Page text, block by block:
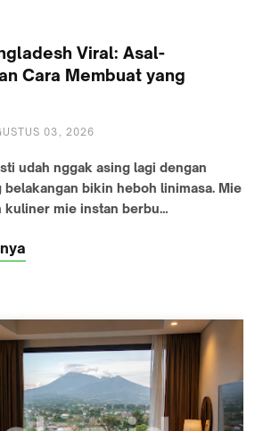
Viral: Asal-
Cara Membuat yang
03, 2026
udah nggak asing lagi dengan
belakangan bikin heboh linimasa. Mie
kuliner mie instan berbu…